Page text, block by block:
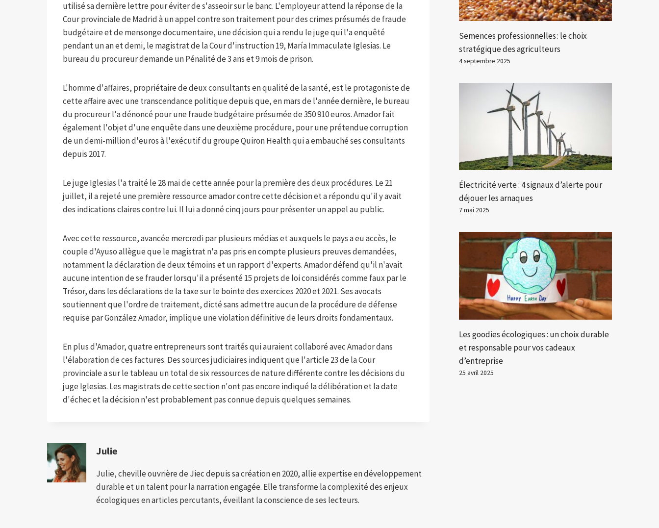
utilisé sa dernière lettre pour éviter de s'asseoir sur le banc. L'employeur attend la réponse de la
Cour provinciale de Madrid à un appel contre son traitement pour des crimes présumés de fraude
budgétaire et de mensonge documentaire, une décision qui a rendu le juge qui l'a enquêté
pendant un an et demi, le magistrat de la Cour d'instruction 19, María Immaculate Iglesias. Le
bureau du procureur demande unPénalité de 3 ans et 9 mois de prison.
L'homme d'affaires, propriétaire de deux consultants en qualité de la santé, est le protagoniste de
cette affaire avec une transcendance politique depuis que, en mars de l'année dernière, le bureau
du procureur l'a dénoncé pour une fraude budgétaire présumée de 350 910 euros. Amador fait
également l'objet d'une enquête dans une deuxième procédure, pour une prétendue corruption
de un demi-million d'euros à l'exécutif du groupe Quiron Health qui a embauché ses consultants
depuis 2017.
Le juge Iglesias l'a traité le 28 mai de cette année pour la première des deux procédures. Le 21
juillet, il a rejeté une première ressource amador contre cette décision et a répondu qu'il y avait
des indications claires contre lui. Il lui a donné cinq jours pour présenter un appel au public.
Avec cette ressource, avancée mercredi par plusieurs médias et auxquels le pays a eu accès, le
couple d'Ayuso allègue que le magistrat n'a pas pris en compte plusieurs preuves demandées,
notamment la déclaration de deux témoins et un rapport d'experts. Amador défend qu'il n'avait
aucune intention de se frauder lorsqu'il a présenté 15 projets de loi considérés comme faux par le
Trésor, dans les déclarations de la taxe sur le bointe des exercices 2020 et 2021. Ses avocats
soutiennent que l'ordre de traitement, dicté sans admettre aucun de la procédure de défense
requise par González Amador, implique une violation définitive de leurs droits fondamentaux.
En plus d'Amador, quatre entrepreneurs sont traités qui auraient collaboré avec Amador dans
l'élaboration de ces factures. Des sources judiciaires indiquent que l'article 23 de la Cour
provinciale a sur le tableau un total de six ressources de nature différente contre les décisions du
juge Iglesias. Les magistrats de cette section n'ont pas encore indiqué la délibération et la date
d'échec et la décision n'est probablement pas connue depuis quelques semaines.
Julie
Julie, cheville ouvrière de Jiec depuis sa création en 2020, allie expertise en développement
durable et un talent pour la narration engagée. Elle transforme la complexité des enjeux
écologiques en articles percutants, éveillant la conscience de ses lecteurs.
Semences professionnelles : le choix
stratégique des agriculteurs
4 septembre 2025
Électricité verte : 4 signaux d’alerte pour
déjouer les arnaques
7 mai 2025
Les goodies écologiques : un choix durable
et responsable pour vos cadeaux
d’entreprise
25 avril 2025